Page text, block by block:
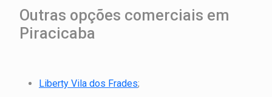
Outras opções comerciais em
Piracicaba
Liberty Vila dos Frades;